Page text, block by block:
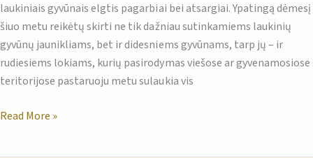
laukiniais gyvūnais elgtis pagarbiai bei atsargiai. Ypatingą dėmesį
šiuo metu reikėtų skirti ne tik dažniau sutinkamiems laukinių
gyvūnų jaunikliams, bet ir didesniems gyvūnams, tarp jų – ir
rudiesiems lokiams, kurių pasirodymas viešose ar gyvenamosiose
teritorijose pastaruoju metu sulaukia vis
Read More »